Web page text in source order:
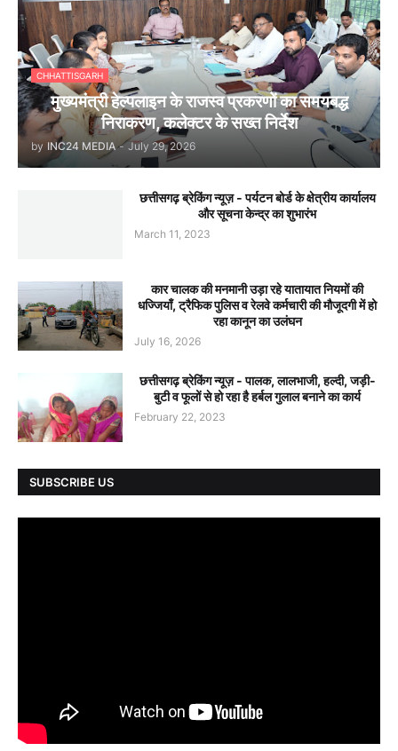
CHHATTISGARH
मुख्यमंत्री हेल्पलाइन के राजस्व प्रकरणों का समयबद्ध
निराकरण, कलेक्टर के सख्त निर्देश
by INC24 MEDIA - July 29, 2026
छत्तीसगढ़ ब्रेकिंग न्यूज़ - पर्यटन बोर्ड के क्षेत्रीय कार्यालय
और सूचना केन्द्र का शुभारंभ
March 11, 2023
कार चालक की मनमानी उड़ा रहे यातायात नियमों की
धज्जियाँ, ट्रैफिक पुलिस व रेलवे कर्मचारी की मौजूदगी में हो
रहा कानून का उलंघन
July 16, 2026
छत्तीसगढ़ ब्रेकिंग न्यूज़ - पालक, लालभाजी, हल्दी, जड़ी-
बुटी व फूलों से हो रहा है हर्बल गुलाल बनाने का कार्य
February 22, 2023
SUBSCRIBE US